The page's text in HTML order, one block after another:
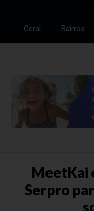
Geral Bairros
MeetKai
Serpro